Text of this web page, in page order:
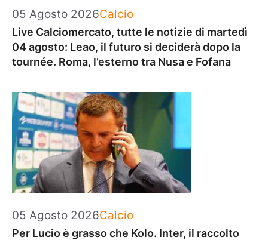
05 Agosto 2026Categorie
Calcio
Live Calciomercato, tutte le notizie di martedì
04 agosto: Leao, il futuro si deciderà dopo la
tournée. Roma, l’esterno tra Nusa e Fofana
05 Agosto 2026Categorie
Calcio
Per Lucio è grasso che Kolo. Inter, il raccolto